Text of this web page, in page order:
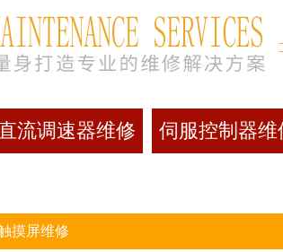
流调速器维修 伺服控制器维
摸屏维修